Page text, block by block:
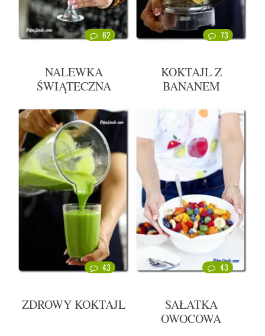
62
NALEWKA
ŚWIĄTECZNA
73
KOKTAJL Z
BANANEM
43
ZDROWY KOKTAJL
43
SAŁATKA
OWOCOWA